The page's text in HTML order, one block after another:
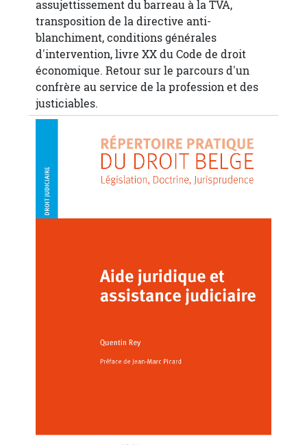
assujettissement du barreau à la TVA,
transposition de la directive anti-
blanchiment, conditions générales
d'intervention, livre XX du Code de droit
économique. Retour sur le parcours d'un
confrère au service de la profession et des
justiciables.